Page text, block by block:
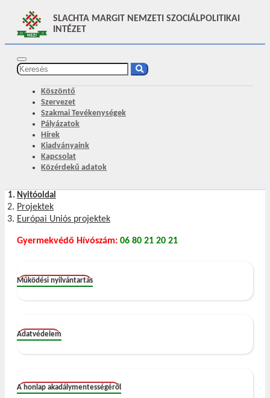
SLACHTA MARGIT NEMZETI SZOCIÁLPOLITIKAI
INTÉZET
Köszöntő
Szervezet
Szakmai Tevékenységek
Pályázatok
Hírek
Kiadványaink
Kapcsolat
Közérdekű adatok
Nyitóoldal
Projektek
Európai Uniós projektek
Gyermekvédő Hívószám: 06 80 21 20 21
Működési nyilvántartás
Adatvédelem
A honlap akadálymentességéről